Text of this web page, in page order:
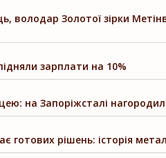
володар Золотої зірки
зарплати на 10%
на Запоріжсталі
готових рішень: історія